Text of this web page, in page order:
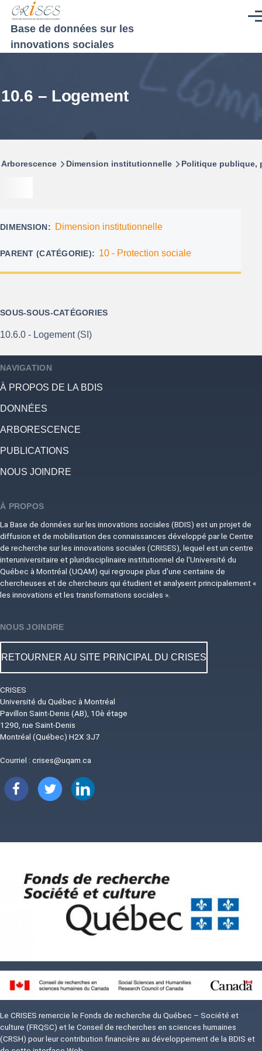
Aller au contenu principal
Base de données sur les
innovations sociales
10.6 – Logement
Fil
Arborescence Dimension institutionnelle Politique publique,
DIMENSION Dimension institutionnelle
PARENT (CATÉGORIE) 10 - Protection sociale
SOUS-SOUS-CATÉGORIES
10.6.0 - Logement (SI)
NAVIGATION
À PROPOS DE LA BDIS
DONNÉES
ARBORESCENCE
PUBLICATIONS
NOUS JOINDRE
À PROPOS
La Base de données sur les innovations sociales (BDIS) est un projet de
diffusion et de mobilisation des connaissances développé par le Centre
de recherche sur les innovations sociales (CRISES), lequel est un centre
interuniversitaire et pluridisciplinaire institutionnel de l'Université du
Québec à Montréal (UQAM) qui regroupe plus d'une centaine de
chercheuses et de chercheurs qui étudient et analysent principalement «
les innovations et les transformations sociales ».
NOUS JOINDRE
RETOURNER AU SITE PRINCIPAL DU CRISES
CRISES
Université du Québec à Montréal
Pavillon Saint-Denis (AB), 10è étage
1290, rue Saint-Denis
Montréal (Québec) H2X 3J7
Courriel : crises@uqam.ca
Image Image Image
Image
Le CRISES remercie le Fonds de recherche du Québec – Société et
culture (FRQSC) et le Conseil de recherches en sciences humaines
(CRSH) pour leur contribution financière au développement de la BDIS et